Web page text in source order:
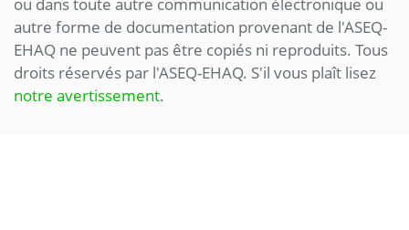
autre forme de documentation provenant de l'ASEQ-
EHAQ ne peuvent pas être copiés ni reproduits. Tous
droits réservés par l'ASEQ-EHAQ. S'il vous plaît lisez
notre avertissement.